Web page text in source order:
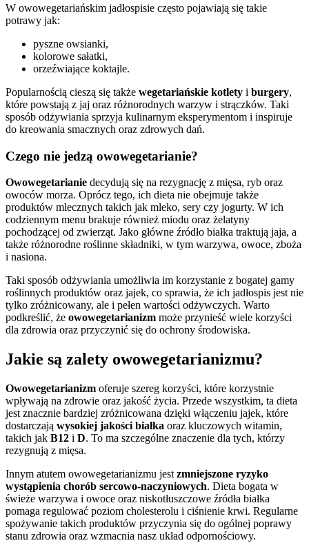
W owowegetariańskim jadłospisie często pojawiają się takie
potrawy jak:
pyszne owsianki,
kolorowe sałatki,
orzeźwiające koktajle.
Popularnością cieszą się także wegetariańskie kotlety i burgery,
które powstają z jaj oraz różnorodnych warzyw i strączków. Taki
sposób odżywiania sprzyja kulinarnym eksperymentom i inspiruje
do kreowania smacznych oraz zdrowych dań.
Czego nie jedzą owowegetarianie?
Owowegetarianie decydują się na rezygnację z mięsa, ryb oraz
owoców morza. Oprócz tego, ich dieta nie obejmuje także
produktów mlecznych takich jak mleko, sery czy jogurty. W ich
codziennym menu brakuje również miodu oraz żelatyny
pochodzącej od zwierząt. Jako główne źródło białka traktują jaja, a
także różnorodne roślinne składniki, w tym warzywa, owoce, zboża
i nasiona.
Taki sposób odżywiania umożliwia im korzystanie z bogatej gamy
roślinnych produktów oraz jajek, co sprawia, że ich jadłospis jest nie
tylko zróżnicowany, ale i pełen wartości odżywczych. Warto
podkreślić, że owowegetarianizm może przynieść wiele korzyści
dla zdrowia oraz przyczynić się do ochrony środowiska.
Jakie są zalety owowegetarianizmu?
Owowegetarianizm oferuje szereg korzyści, które korzystnie
wpływają na zdrowie oraz jakość życia. Przede wszystkim, ta dieta
jest znacznie bardziej zróżnicowana dzięki włączeniu jajek, które
dostarczają wysokiej jakości białka oraz kluczowych witamin,
takich jak B12 i D. To ma szczególne znaczenie dla tych, którzy
rezygnują z mięsa.
Innym atutem owowegetarianizmu jest zmniejszone ryzyko
wystąpienia chorób sercowo-naczyniowych. Dieta bogata w
świeże warzywa i owoce oraz niskotłuszczowe źródła białka
pomaga regulować poziom cholesterolu i ciśnienie krwi. Regularne
spożywanie takich produktów przyczynia się do ogólnej poprawy
stanu zdrowia oraz wzmacnia nasz układ odpornościowy.